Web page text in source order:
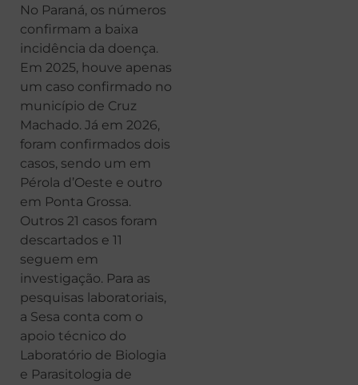
No Paraná, os números
confirmam a baixa
incidência da doença.
Em 2025, houve apenas
um caso confirmado no
município de Cruz
Machado. Já em 2026,
foram confirmados dois
casos, sendo um em
Pérola d’Oeste e outro
em Ponta Grossa.
Outros 21 casos foram
descartados e 11
seguem em
investigação. Para as
pesquisas laboratoriais,
a Sesa conta com o
apoio técnico do
Laboratório de Biologia
e Parasitologia de